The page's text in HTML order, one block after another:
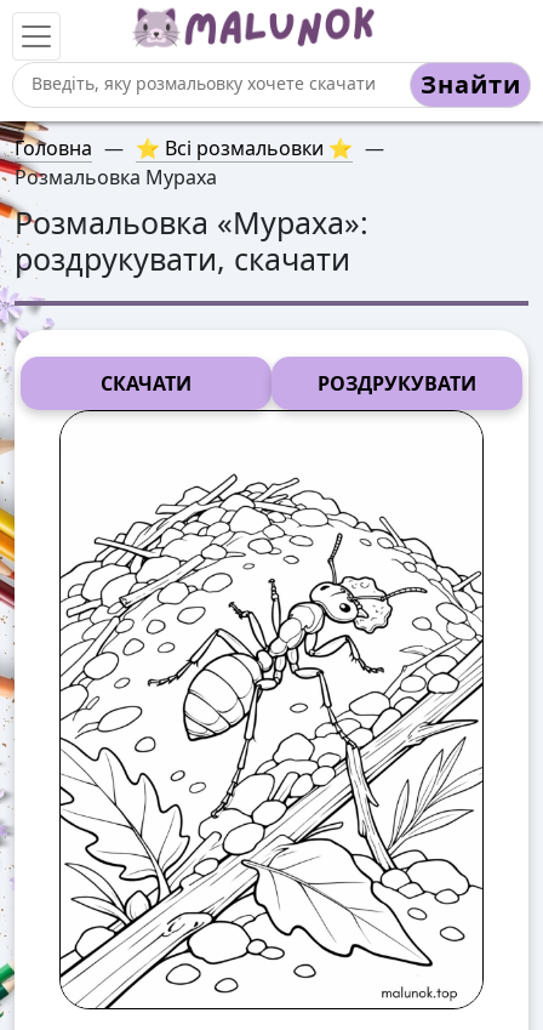
Знайти
Головна — ⭐ Всі розмальовки ⭐ —
Розмальовка Мураха
Розмальовка «Мураха»:
роздрукувати, скачати
СКАЧАТИ РОЗДРУКУВАТИ